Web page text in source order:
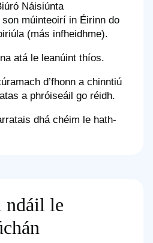
Náisiúnta
múinteoirí in Éirinn do
(más infheidhme).
atá le leanúint thíos.
d’fhonn a chinntiú
a phróiseáil go réidh.
dhá chéim le hath-
ndáil le